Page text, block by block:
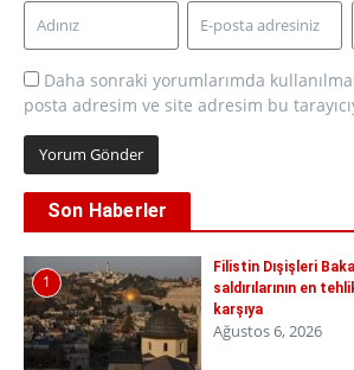
Daha sonraki yorumlarımda
posta adresim ve site adresim bu
Son Haberler
1
Filistin Dışişleri
saldırılarının en
karşıya
Ağustos 6, 2026